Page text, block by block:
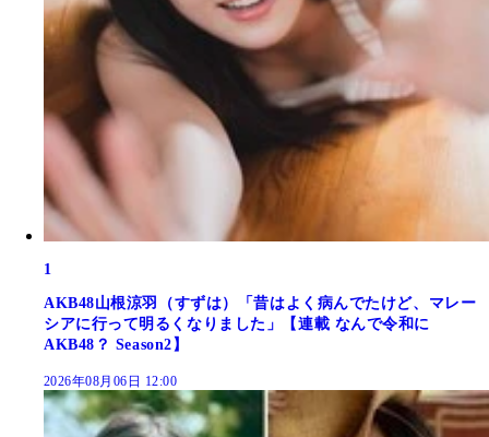
1
AKB48山根涼羽（すずは）「昔はよく病んでたけど、マレー
シアに行って明るくなりました」【連載 なんで令和に
AKB48？ Season2】
2026年08月06日 12:00